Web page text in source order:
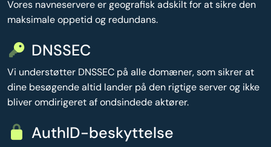
Vores navneservere er geografisk adskilt for at sikre den
maksimale oppetid og redundans.
DNSSEC
Vi understøtter DNSSEC på alle domæner, som sikrer at
dine besøgende altid lander på den rigtige server og ikke
bliver omdirigeret af ondsindede aktører.
AuthID-beskyttelse